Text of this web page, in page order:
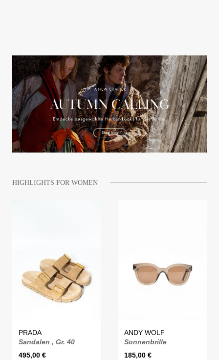
HIGHLIGHTS FOR WOMEN
PRADA
Sandalen , Gr. 40
495,00 €
ANDY WOLF
Sonnenbrille
185,00€